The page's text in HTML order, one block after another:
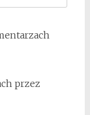
przez